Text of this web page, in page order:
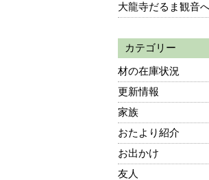
大龍寺だるま観音
カテゴリー
材の在庫状況
更新情報
家族
おたより紹介
お出かけ
友人